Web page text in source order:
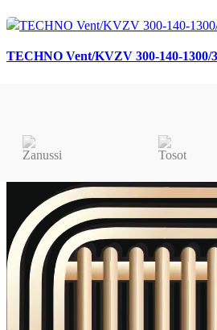
TECHNO Vent/KVZV 300-140-1300/